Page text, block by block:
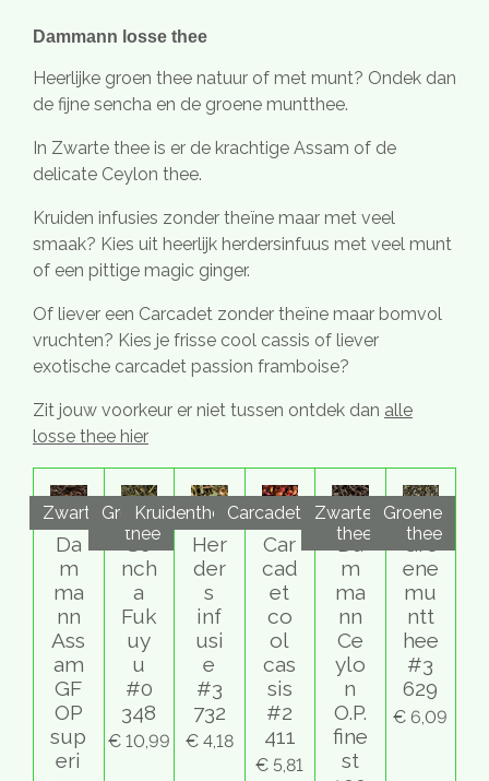
Dammann losse thee
Heerlijke groen thee natuur of met munt? Ondek dan
de fijne sencha en de groene muntthee.
In Zwarte thee is er de krachtige Assam of de
delicate Ceylon thee.
Kruiden infusies zonder theïne maar met veel
smaak? Kies uit heerlijk herdersinfuus met veel munt
of een pittige magic ginger.
Of liever een Carcadet zonder theïne maar bomvol
vruchten? Kies je frisse cool cassis of liever
exotische carcadet passion framboise?
Zit jouw voorkeur er niet tussen ontdek dan alle
losse thee hier
Zwart
Da
m
ma
nn
Ass
am
GF
OP
sup
eri
Groene
thee
Se
nch
a
Fuk
uy
u
#0
348
€ 10,99
Kruidenthee
Her
der
s
inf
usi
e
#3
732
€ 4,18
Carcadet
Car
cad
et
co
ol
cas
sis
#2
411
€ 5,81
Zwarte
thee
Da
m
ma
nn
Ce
ylo
n
O.P.
fine
st
Groene
thee
Gro
ene
mu
ntt
hee
#3
629
€ 6,09